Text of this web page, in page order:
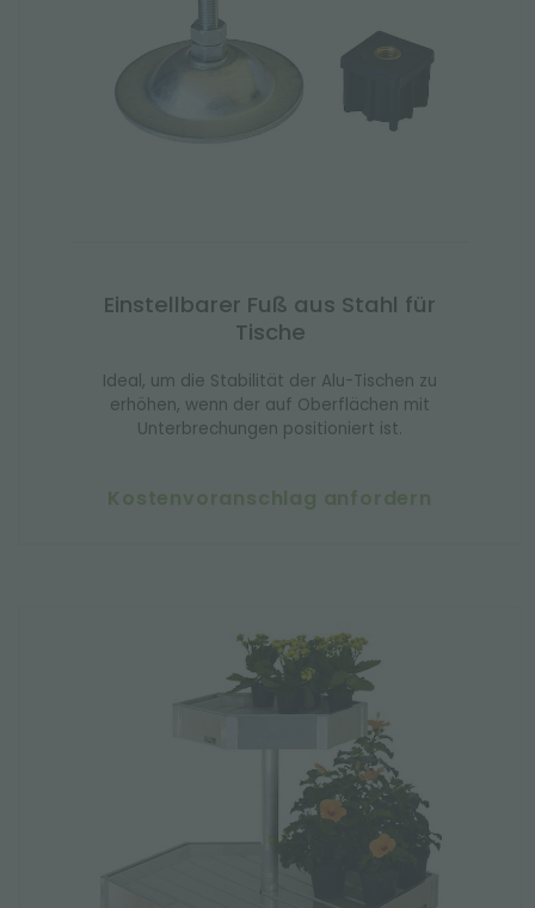
Einstellbarer Fuß aus Stahl für
Tische
Ideal, um die Stabilität der Alu-Tischen zu
erhöhen, wenn der auf Oberflächen mit
Unterbrechungen positioniert ist.
Kostenvoranschlag anfordern